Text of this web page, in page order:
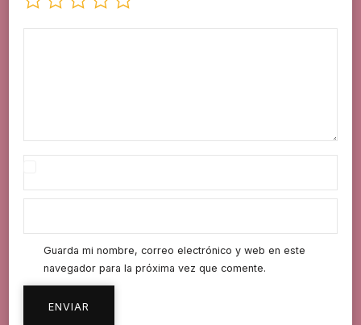
Guarda mi nombre, correo electrónico y web en este
navegador para la próxima vez que comente.